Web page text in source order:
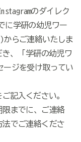
のダイレク
に学研の幼児ワー
からご連絡いたしま
き、「学研の幼児ワ
ージを受け取ってい
記入ください。
限までに、ご連絡
でご連絡くださ